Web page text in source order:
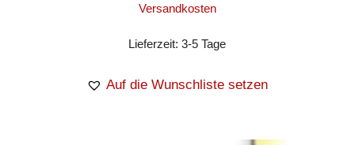
Versandkosten
Lieferzeit:3-5 Tage
Auf die Wunschliste setzen